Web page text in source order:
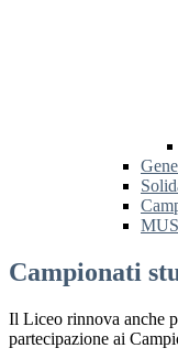
Campionati
Il Liceo rinnova anche
partecipazione ai